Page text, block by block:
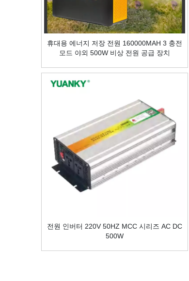
휴대용 에너지 저장 전원 160000MAH 3 충전
모드 야외 500W 비상 전원 공급 장치
전원 인버터 220V 50HZ MCC 시리즈 AC DC
500W